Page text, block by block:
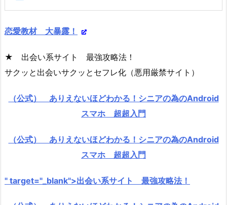
恋愛教材 大暴露！
★ 出会い系サイト 最強攻略法！
サクッと出会いサクッとセフレ化（悪用厳禁サイト）
（公式） ありえないほどわかる！シニアの為のAndroid
スマホ 超超入門
（公式） ありえないほどわかる！シニアの為のAndroid
スマホ 超超入門
" target="_blank">出会い系サイト 最強攻略法！